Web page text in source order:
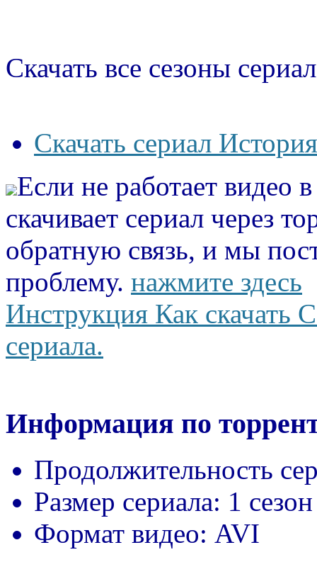
Скачать все сезоны
Скачать сериал
Если не работает видео
скачивает сериал через
обратную связь, и мы
проблему. нажмите здесь
Инструкция Как скачать
сериала.
Информация по
Продолжительность
Размер сериала: 1
Формат видео: AVI